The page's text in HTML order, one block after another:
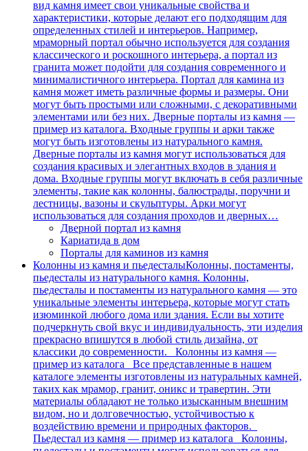
вид камня имеет свои уникальные свойства и
характеристики, которые делают его подходящим для
определенных стилей и интерьеров. Например,
мраморный портал обычно используется для создания
классического и роскошного интерьера, а портал из
гранита может подойти для создания современного и
минималистичного интерьера. Портал для камина из
камня может иметь различные формы и размеры. Они
могут быть простыми или сложными, с декоративными
элементами или без них. Дверные порталы из камня —
пример из каталога. Входные группы и арки также
могут быть изготовлены из натурального камня.
Дверные порталы из камня могут использоваться для
создания красивых и элегантных входов в здания и
дома. Входные группы могут включать в себя различные
элементы, такие как колонны, балюстрады, поручни и
лестницы, вазоны и скульптуры. Арки могут
использоваться для создания проходов и дверных…
Дверной портал из камня
Кариатида в дом
Порталы для каминов из камня
Колонны из камня и пьедесталыКолонны, постаменты,
пьедесталы из натурального камня. Колонны,
пьедесталы и постаменты из натурального камня — это
уникальные элементы интерьера, которые могут стать
изюминкой любого дома или здания. Если вы хотите
подчеркнуть свой вкус и индивидуальность, эти изделия
прекрасно впишутся в любой стиль дизайна, от
классики до современности. Колонны из камня —
пример из каталога Все представленные в нашем
каталоге элементы изготовлены из натуральных камней,
таких как мрамор, гранит, оникс и травертин. Эти
материалы обладают не только изысканным внешним
видом, но и долговечностью, устойчивостью к
воздействию времени и природных факторов.
Пьедестал из камня — пример из каталога Колонны,